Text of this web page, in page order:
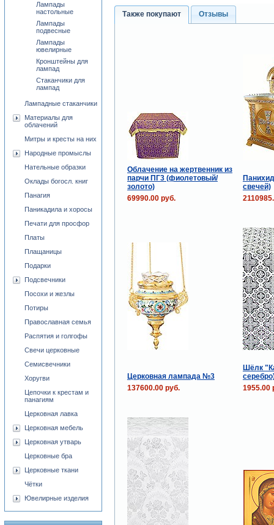
Также покупают Отзывы
Облачение на жертвенник из
парчи ПГ3 (фиолетовый/
золото)
свечей)
69990.00 руб.
Церковная лампада №3
Шёлк
137600.00 руб.
1955.00
Лампады
настольные
Лампады
подвесные
Лампады
ювелирные
Кронштейны для
лампад
Стаканчики для
лампад
Лампадные стаканчики
Материалы для
облачений
Митры и кресты на них
Народные промыслы
Нательные образки
Оклады богосл. книг
Панагия
Паникадила и хоросы
Печати для просфор
Платы
Плащаницы
Подарки
Подсвечники
Посохи и жезлы
Потиры
Православная семья
Распятия и голгофы
Свечи церковные
Семисвечники
Хоругви
Цепочки к крестам и
панагиям
Церковная лавка
Церковная мебель
Церковная утварь
Церковные бра
Церковные ткани
Чётки
Ювелирные изделия